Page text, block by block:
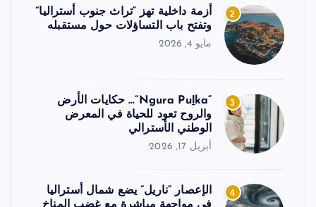
2
أزمة داخلية تهز “تراث جنوب أستراليا”
وتفتح باب التساؤلات حول مستقبله
مايو 4, 2026
3
“Ngura Puḻka”… حكايات الأرض
والروح تعود للحياة في المعرض
الوطني الأسترالي
أبريل 17, 2026
4
الإعصار “ناريل” يضع شمال أستراليا
في مواجهة مباشرة مع غضب المناخ